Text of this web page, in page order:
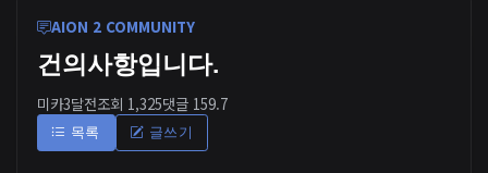
AION 2 COMMUNITY
건의사항입니다.
미카3달전조회 1,325댓글 159.7
목록 글쓰기